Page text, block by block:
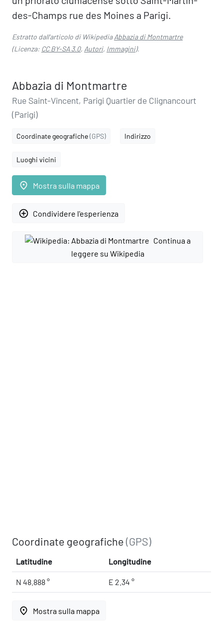
des-Champs rue des Moines a Parigi.
Estratto dall'articolo di WikipediaAbbazia di Montmartre
(Licenza: CC BY-SA 3.0, Autori, Immagini).
Abbazia di Montmartre
Rue Saint-Vincent, Parigi Quartier de Clignancourt
(Parigi)
Coordinate geografiche(GPS) Indirizzo
Luoghi vicini
place Mostra sulla mappa
add_circle_outline Condividere l'esperienza
Continua a
leggere su Wikipedia
Coordinate geografiche(GPS)
Latitudine Longitudine
N 48.888 ° E 2.34 °
place Mostra sulla mappa